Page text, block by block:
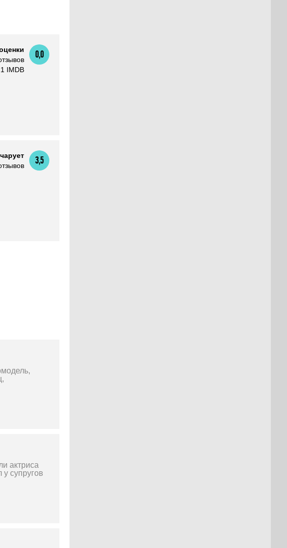
IMDB
0,0
3,5
актриса
супругов